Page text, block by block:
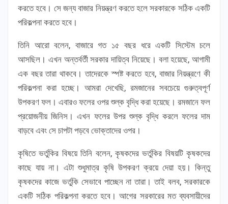
করতে হবে। সে জন্য বাজার নিয়ন্ত্রণ করতে হলে সরকারকে সঠিক একটি
পরিকল্পনা করতে হবে।
তিনি আরো বলেন, বাজারে গত ১৫ বছর ধরে একটি সিস্টেম চলে
আসছিল। এখন অন্তর্বর্তী সরকার দায়িত্ব নিয়েছে। বলা হয়েছে, আগামী
এক বছর তারা থাকবে। তাদেরকে স্পষ্ট করতে হবে, বাজার নিয়ন্ত্রণে কী
পরিকল্পনা করা হচ্ছে। আমরা দেখেছি, রমজানের সবচেয়ে গুরুত্বপূর্ণ
উপকরণ ফল। এবারও ফলের ওপর শুল্ক বৃদ্ধি করা হয়েছে। রমজানে ফল
প্রয়োজনীয় জিনিস। এখন ফলের উপর শুল্ক বৃদ্ধি করলে ফলের দাম
বাড়বে এবং সে চাপটা পড়বে ভোক্তাদের ওপর।
কৃষিতে ভর্তুকির বিষয়ে তিনি বলেন, কৃষকদের ভর্তুকির বিষয়টি কৃষকদের
কাছে যায় না। এটা শুধুমাত্র কৃষি উপকরণ ক্রয়ে দেয়া হয়। কিন্তু
কৃষকদের কাজে ভর্তুকি সেভাবে পাচ্ছেন না তারা। তাই বলব, সরকারকে
একটি সঠিক পরিকল্পনা করতে হবে। আগের সরকারের মত ব্যবসায়ীদের